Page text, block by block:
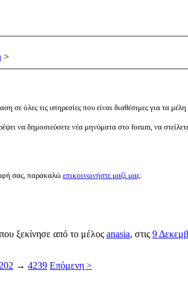
>
σε όλες τις υπηρεσίες που είναι διαθέσιμες για τα
να δημοσιεύσετε νέα μηνύματα στο forum, να
σας, παρακαλώ επικοινωνήστε μαζί μας.
ξεκίνησε από το μέλος anasia, στις 9
→ 4239 Επόμενη >